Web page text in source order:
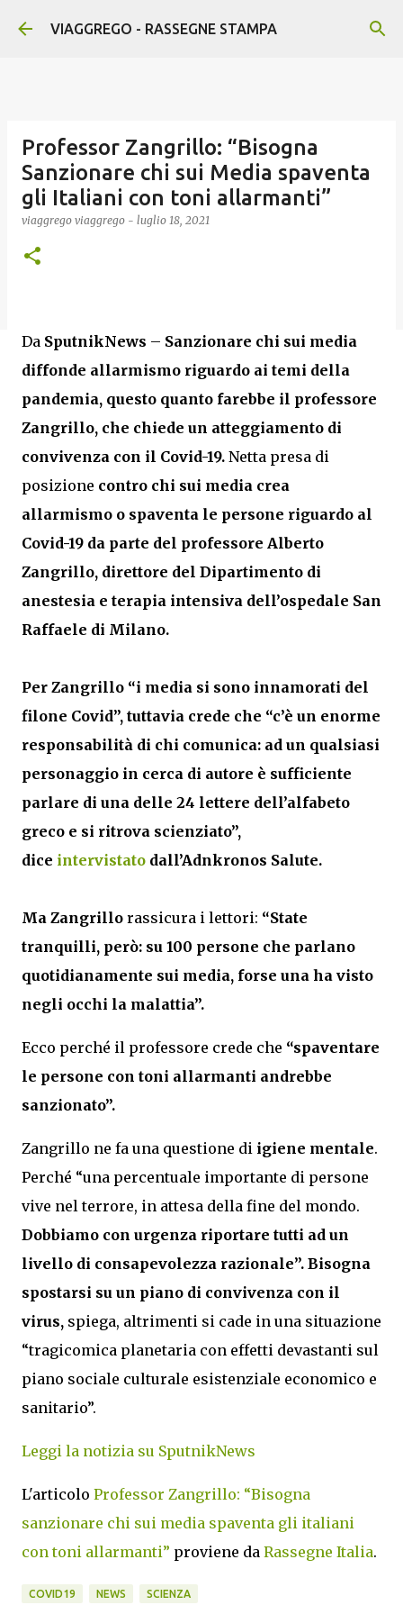
Passa ai contenuti principali
VIAGGREGO - RASSEGNE STAMPA
Professor Zangrillo: “Bisogna
Sanzionare chi sui Media spaventa
gli Italiani con toni allarmanti”
viaggrego viaggrego - luglio 18, 2021
Da SputnikNews – Sanzionare chi sui media
diffonde allarmismo riguardo ai temi della
pandemia, questo quanto farebbe il professore
Zangrillo, che chiede un atteggiamento di
convivenza con il Covid-19. Netta presa di
posizione contro chi sui media crea
allarmismo o spaventa le persone riguardo al
Covid-19 da parte del professore Alberto
Zangrillo, direttore del Dipartimento di
anestesia e terapia intensiva dell’ospedale San
Raffaele di Milano.
Per Zangrillo “i media si sono innamorati del
filone Covid”, tuttavia crede che “c’è un enorme
responsabilità di chi comunica: ad un qualsiasi
personaggio in cerca di autore è sufficiente
parlare di una delle 24 lettere dell’alfabeto
greco e si ritrova scienziato”,
dice intervistato dall’Adnkronos Salute.
Ma Zangrillo rassicura i lettori: “State
tranquilli, però: su 100 persone che parlano
quotidianamente sui media, forse una ha visto
negli occhi la malattia”.
Ecco perché il professore crede che “spaventare
le persone con toni allarmanti andrebbe
sanzionato”.
Zangrillo ne fa una questione di igiene mentale.
Perché “una percentuale importante di persone
vive nel terrore, in attesa della fine del mondo.
Dobbiamo con urgenza riportare tutti ad un
livello di consapevolezza razionale”. Bisogna
spostarsi su un piano di convivenza con il
virus, spiega, altrimenti si cade in una situazione
“tragicomica planetaria con effetti devastanti sul
piano sociale culturale esistenziale economico e
sanitario”.
Leggi la notizia su SputnikNews
L'articolo Professor Zangrillo: “Bisogna
sanzionare chi sui media spaventa gli italiani
con toni allarmanti” proviene da Rassegne Italia.
COVID19 NEWS SCIENZA